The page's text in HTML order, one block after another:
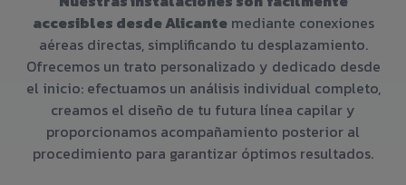
accesibles desde Alicantemediante conexiones
aéreas directas, simplificando tu desplazamiento.
Ofrecemos un trato personalizado y dedicado desde
el inicio: efectuamos un análisis individual completo,
creamos el diseño de tu futura línea capilar y
proporcionamos acompañamiento posterior al
procedimiento para garantizar óptimos resultados.